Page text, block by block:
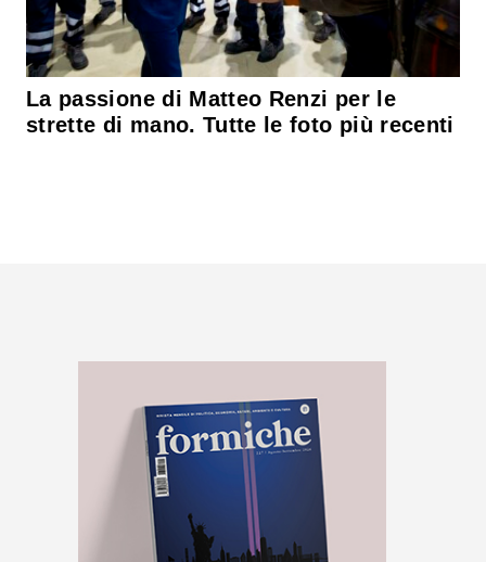
La passione di Matteo Renzi per le
strette di mano. Tutte le foto più recenti